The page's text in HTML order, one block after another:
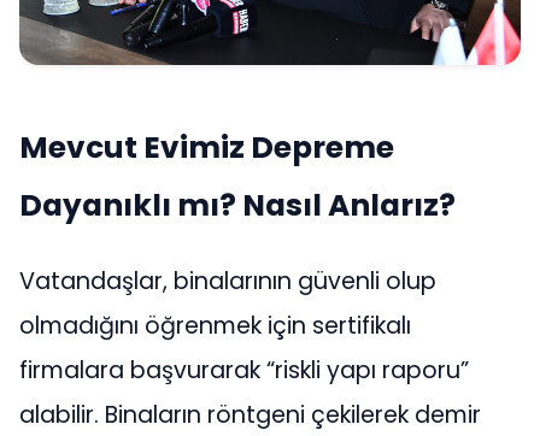
Mevcut Evimiz Depreme
Dayanıklı mı? Nasıl Anlarız?
Vatandaşlar, binalarının güvenli olup
olmadığını öğrenmek için sertifikalı
firmalara başvurarak “riskli yapı raporu”
alabilir. Binaların röntgeni çekilerek demir